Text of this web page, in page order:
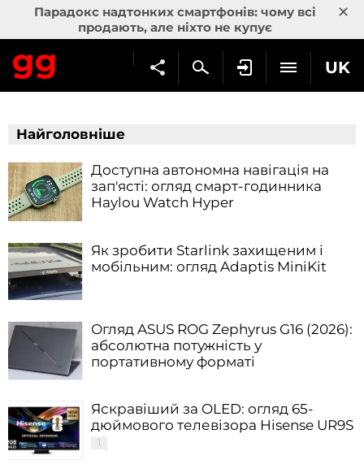
Парадокс надтонких смартфонів: чому всі
продають, але ніхто не купує
×
UK
Найголовніше
Доступна автономна навігація на
зап'ясті: огляд смарт-годинника
Haylou Watch Hyper
Як зробити Starlink захищеним і
мобільним: огляд Adaptis MiniKit
Огляд ASUS ROG Zephyrus G16 (2026):
абсолютна потужність у
портативному форматі
Яскравіший за OLED: огляд 65-
дюймового телевізора Hisense UR9S
1